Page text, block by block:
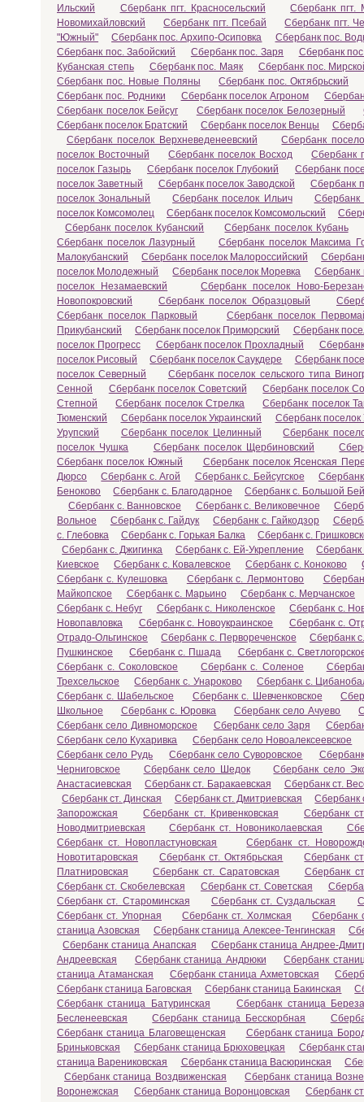
Ильский
Сбербанк пгт. Красносельский
Сбербанк пгт.
Новомихайловский
Сбербанк пгт. Псебай
Сбербанк пгт.
"Южный"
Сбербанк пос. Архипо-Осиповка
Сбербанк пос.
Сбербанк пос. Забойский
Сбербанк пос. Заря
Сбербанк
Кубанская степь
Сбербанк пос. Маяк
Сбербанк пос.
Сбербанк пос. Новые Поляны
Сбербанк пос. Октябрьский
Сбербанк пос. Родники
Сбербанк поселок Агроном
Сбербанк поселок Бейсуг
Сбербанк поселок Белозерный
Сбербанк поселок Братский
Сбербанк поселок Венцы
Сбербанк поселок Верхневеденеевский
Сбербанк
поселок Восточный
Сбербанк поселок Восход
Сбербанк
поселок Газырь
Сбербанк поселок Глубокий
Сбербанк
поселок Заветный
Сбербанк поселок Заводской
Сбербанк
поселок Зональный
Сбербанк поселок Ильич
Сбербанк
поселок Комсомолец
Сбербанк поселок Комсомольский
Сбербанк поселок Кубанский
Сбербанк поселок Кубань
Сбербанк поселок Лазурный
Сбербанк поселок Максима
Малокубанский
Сбербанк поселок Малороссийский
поселок Молодежный
Сбербанк поселок Моревка
Сбербанк
поселок Незамаевский
Сбербанк поселок Ново-
Новопокровский
Сбербанк поселок Образцовый
Сбербанк поселок Парковый
Сбербанк поселок
Прикубанский
Сбербанк поселок Приморский
Сбербанк
поселок Прогресс
Сбербанк поселок Прохладный
поселок Рисовый
Сбербанк поселок Саукдере
Сбербанк
поселок Северный
Сбербанк поселок сельского типа
Сенной
Сбербанк поселок Советский
Сбербанк поселок
Степной
Сбербанк поселок Стрелка
Сбербанк поселок
Тюменский
Сбербанк поселок Украинский
Сбербанк поселок
Урупский
Сбербанк поселок Целинный
Сбербанк
поселок Чушка
Сбербанк поселок Щербиновский
Сбербанк поселок Южный
Сбербанк поселок Ясенская
Дюрсо
Сбербанк с. Агой Сбербанк с. Бейсугское
Беноково
Сбербанк с. Благодарное
Сбербанк с. Большой
Сбербанк с. Ванновское
Сбербанк с. Великовечное
Вольное
Сбербанк с. Гайдук Сбербанк с. Гайкодзор
с. Глебовка
Сбербанк с. Горькая Балка
Сбербанк с.
Сбербанк с. Джигинка
Сбербанк с. Ей-Укрепление
Сбербанк
Киевское
Сбербанк с. Ковалевское Сбербанк с. Коноково
Сбербанк с. Кулешовка
Сбербанк с. Лермонтово
Майкопское
Сбербанк с. Марьино
Сбербанк с. Мерчанское
Сбербанк с. Небуг
Сбербанк с. Николенское
Сбербанк с.
Новопавловка
Сбербанк с. Новоукраинское
Сбербанк с.
Отрадо-Ольгинское
Сбербанк с. Первореченское
Сбербанк
Пушкинское
Сбербанк с. Пшада
Сбербанк с.
Сбербанк с. Соколовское
Сбербанк с. Соленое
Трехсельское
Сбербанк с. Унароково
Сбербанк с.
Сбербанк с. Шабельское
Сбербанк с. Шевченковское
Школьное
Сбербанк с. Юровка Сбербанк село Ачуево
Сбербанк село Дивноморское
Сбербанк село Заря
Сбербанк село Кухаривка
Сбербанк село Новоалексеевское
Сбербанк село Рудь
Сбербанк село Суворовское
Черниговское
Сбербанк село Шедок
Сбербанк село
Анастасиевская
Сбербанк ст. Баракаевская
Сбербанк ст.
Сбербанк ст. Динская
Сбербанк ст. Дмитриевская
Сбербанк
Запорожская
Сбербанк ст. Кривенковская
Сбербанк
Новодмитриевская
Сбербанк ст. Новониколаевская
Сбербанк ст. Новопластуновская
Сбербанк ст.
Новотитаровская
Сбербанк ст. Октябрьская
Сбербанк
Платнировская
Сбербанк ст. Саратовская
Сбербанк
Сбербанк ст. Скобелевская
Сбербанк ст. Советская
Сбербанк ст. Староминская
Сбербанк ст. Суздальская
Сбербанк ст. Упорная
Сбербанк ст. Холмская
Сбербанк
станица Азовская
Сбербанк станица Алексее-Тенгинская
Сбербанк станица Анапская
Сбербанк станица Андрее-
Андреевская
Сбербанк станица Андрюки
Сбербанк
станица Атаманская
Сбербанк станица Ахметовская
Сбербанк станица Баговская
Сбербанк станица Бакинская
Сбербанк станица Батуринская
Сбербанк станица
Бесленеевская
Сбербанк станица Бесскорбная
Сбербанк станица Благовещенская
Сбербанк станица
Бриньковская
Сбербанк станица Брюховецкая
Сбербанк
станица Варениковская
Сбербанк станица Васюринская
Сбербанк станица Воздвиженская
Сбербанк станица
Воронежская
Сбербанк станица Воронцовская
Сбербанк